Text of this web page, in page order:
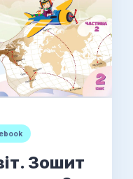
ebook
Зошит